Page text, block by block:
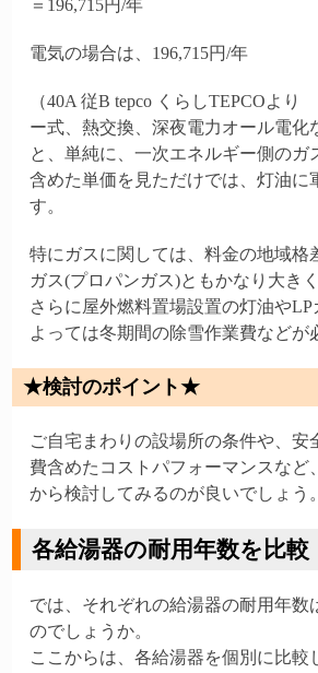
＝196,715円/年
電気の場合は、196,715円/年
（40A 従B tepco くらしTEPCOよ
ー式、熱交換、深夜電力オール電化
と、単純に、一次エネルギー側のガ
含めた単価を見ただけでは、灯油に
す。
特にガスに関しては、料金の地域格
ガス(プロパンガス)ともかなり大き
さらに屋外燃料置場設置の灯油や
よっては冬期間の除雪作業費などが
★検討のポイント★
ご自宅まわりの設場所の条件や、安
費含めたコストパフォーマンスなど
から検討してみるのが良いでしょう。
各給湯器の耐用年数を比較
では、それぞれの給湯器の耐用年数
のでしょうか。
ここからは、各給湯器を個別に比較